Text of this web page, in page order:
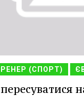
(СПОРТ)